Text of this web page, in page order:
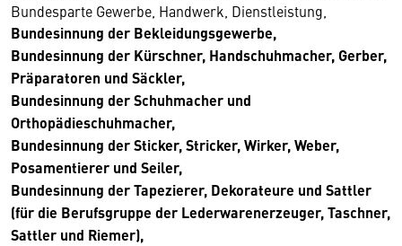
Bundesparte Gewerbe, Handwerk, Dienstleistung,
Bundesinnung der Bekleidungsgewerbe,
Bundesinnung der Kürschner, Handschuhmacher, Gerber,
Präparatoren und Säckler,
Bundesinnung der Schuhmacher und
Orthopädieschuhmacher,
Bundesinnung der Sticker, Stricker, Wirker, Weber,
Posamentierer und Seiler,
Bundesinnung der Tapezierer, Dekorateure und Sattler
(für die Berufsgruppe der Lederwarenerzeuger, Taschner,
Sattler und Riemer),